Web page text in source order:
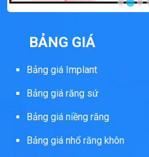
BẢNG GIÁ
Bảng giá Implant
Bảng giá răng sứ
Bảng giá niềng răng
Bảng giá nhổ răng khôn